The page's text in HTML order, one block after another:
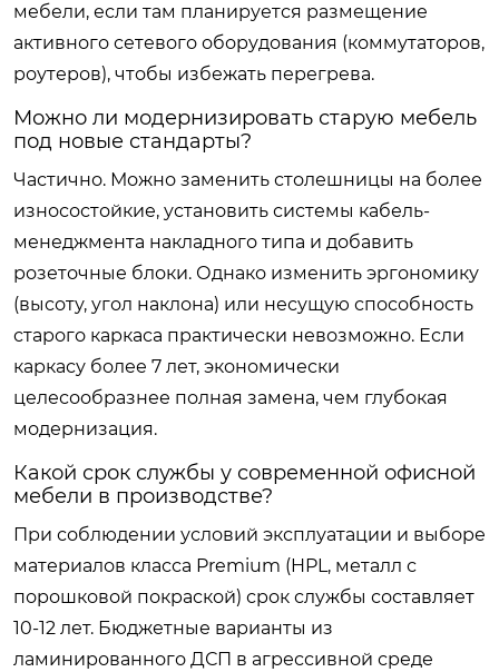
мебели, если там планируется размещение
активного сетевого оборудования (коммутаторов,
роутеров), чтобы избежать перегрева.
Можно ли модернизировать старую мебель
под новые стандарты?
Частично. Можно заменить столешницы на более
износостойкие, установить системы кабель-
менеджмента накладного типа и добавить
розеточные блоки. Однако изменить эргономику
(высоту, угол наклона) или несущую способность
старого каркаса практически невозможно. Если
каркасу более 7 лет, экономически
целесообразнее полная замена, чем глубокая
модернизация.
Какой срок службы у современной офисной
мебели в производстве?
При соблюдении условий эксплуатации и выборе
материалов класса Premium (HPL, металл с
порошковой покраской) срок службы составляет
10-12 лет. Бюджетные варианты из
ламинированного ДСП в агрессивной среде